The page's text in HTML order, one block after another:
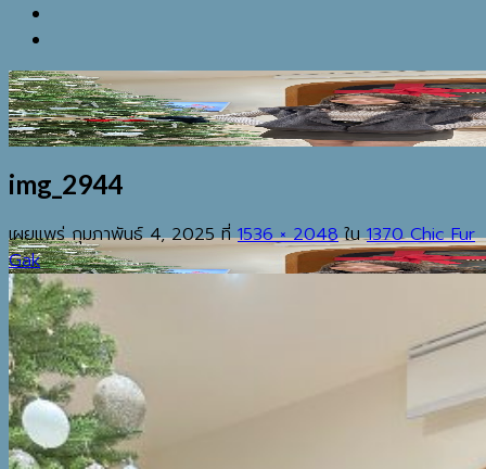
EST.2013
เมนู
ค้นหา:
img_2944
เผยแพร่กุมภาพันธ์ 4, 2025ที่1536 × 2048ใน1370 Chic Fur
Gak